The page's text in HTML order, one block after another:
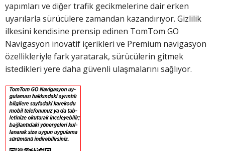
yapımları ve diğer trafik gecikmelerine dair erken
uyarılarla sürücülere zamandan kazandırıyor. Gizlilik
ilkesini kendisine prensip edinen TomTom GO
Navigasyon inovatif içerikleri ve Premium navigasyon
özellikleriyle fark yaratarak, sürücülerin gitmek
istedikleri yere daha güvenli ulaşmalarını sağlıyor.